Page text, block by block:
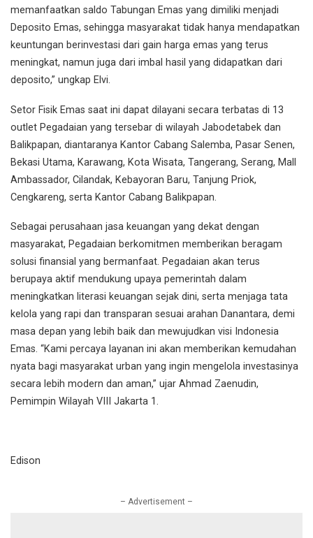
memanfaatkan saldo Tabungan Emas yang dimiliki menjadi
Deposito Emas, sehingga masyarakat tidak hanya mendapatkan
keuntungan berinvestasi dari gain harga emas yang terus
meningkat, namun juga dari imbal hasil yang didapatkan dari
deposito,” ungkap Elvi.
Setor Fisik Emas saat ini dapat dilayani secara terbatas di 13
outlet Pegadaian yang tersebar di wilayah Jabodetabek dan
Balikpapan, diantaranya Kantor Cabang Salemba, Pasar Senen,
Bekasi Utama, Karawang, Kota Wisata, Tangerang, Serang, Mall
Ambassador, Cilandak, Kebayoran Baru, Tanjung Priok,
Cengkareng, serta Kantor Cabang Balikpapan.
Sebagai perusahaan jasa keuangan yang dekat dengan
masyarakat, Pegadaian berkomitmen memberikan beragam
solusi finansial yang bermanfaat. Pegadaian akan terus
berupaya aktif mendukung upaya pemerintah dalam
meningkatkan literasi keuangan sejak dini, serta menjaga tata
kelola yang rapi dan transparan sesuai arahan Danantara, demi
masa depan yang lebih baik dan mewujudkan visi Indonesia
Emas. “Kami percaya layanan ini akan memberikan kemudahan
nyata bagi masyarakat urban yang ingin mengelola investasinya
secara lebih modern dan aman,” ujar Ahmad Zaenudin,
Pemimpin Wilayah VIII Jakarta 1.
Edison
– Advertisement –